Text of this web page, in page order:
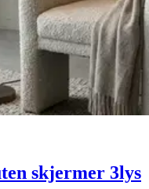
skjermer 3lys